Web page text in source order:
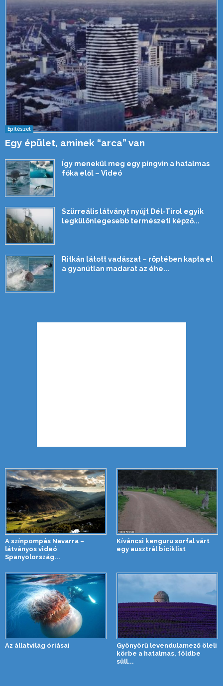
Építészet
Egy épület, aminek “arca” van
Így menekül meg egy pingvin a hatalmas
fóka elől – Videó
Szürreális látványt nyújt Dél-Tirol egyik
legkülönlegesebb természeti képző...
Ritkán látott vadászat – röptében kapta el
a gyanútlan madarat az éhe...
A színpompás Navarra –
látványos videó
Spanyolország...
Kíváncsi kenguru sorfal várt
egy ausztrál biciklist
Az állatvilág óriásai
Gyönyörű levendulamező öleli
körbe a hatalmas, földbe
süll...